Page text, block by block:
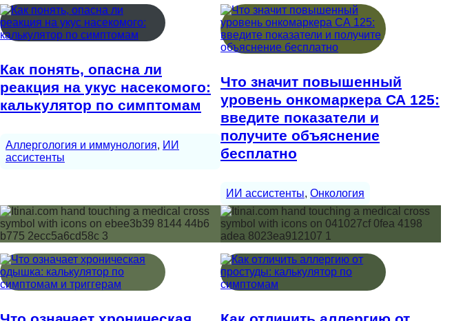
Как понять, опасна ли
реакция на укус насекомого:
калькулятор по симптомам
Аллергология и иммунология, ИИ
ассистенты
Что значит повышенный
уровень онкомаркера СА 125:
введите показатели и
получите объяснение
бесплатно
ИИ ассистенты, Онкология